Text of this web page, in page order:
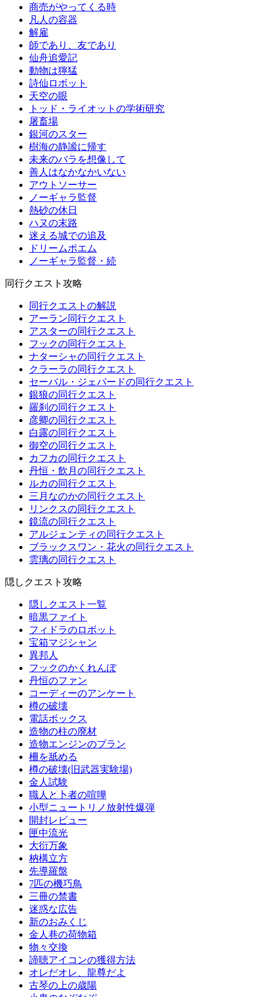
商売がやってくる時
凡人の容器
解雇
師であり、友であり
仙舟追愛記
動物は獰猛
詩仙ロボット
天空の眼
トッド・ライオットの学術研究
屠畜場
銀河のスター
樹海の静謐に帰す
未来のバラを想像して
善人はなかなかいない
アウトソーサー
ノーギャラ監督
熱砂の休日
ハヌの末路
迷える城での追及
ドリームポエム
ノーギャラ監督・続
同行クエスト攻略
同行クエストの解説
アーラン同行クエスト
アスターの同行クエスト
フックの同行クエスト
ナターシャの同行クエスト
クラーラの同行クエスト
セーバル・ジェパードの同行クエスト
銀狼の同行クエスト
羅刹の同行クエスト
彦卿の同行クエスト
白露の同行クエスト
御空の同行クエスト
カフカの同行クエスト
丹恒・飲月の同行クエスト
ルカの同行クエスト
三月なのかの同行クエスト
リンクスの同行クエスト
鏡流の同行クエスト
アルジェンティの同行クエスト
ブラックスワン・花火の同行クエスト
雲璃の同行クエスト
隠しクエスト攻略
隠しクエスト一覧
暗黒ファイト
フィドラのロボット
宝箱マジシャン
異邦人
フックのかくれんぼ
丹恒のファン
コーディーのアンケート
樽の破壊
電話ボックス
造物の柱の廃材
造物エンジンのプラン
柵を舐める
樽の破壊(旧武器実験場)
金人試験
職人と卜者の喧嘩
小型ニュートリノ放射性爆弾
開封レビュー
匣中流光
大衍万象
枘構立方
先導羅盤
7匹の機巧鳥
三冊の禁書
迷惑な広告
新のおみくじ
金人巷の荷物箱
物々交換
諦聴アイコンの獲得方法
オレだオレ、龍尊だよ
古琴の上の歳陽